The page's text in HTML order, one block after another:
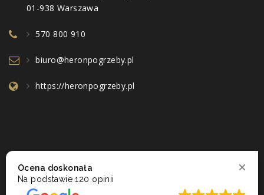
01-938 Warszawa
570 800 910
biuro@heronpogrzeby.pl
https://heronpogrzeby.pl
Ocena doskonała
Na podstawie120 opinii